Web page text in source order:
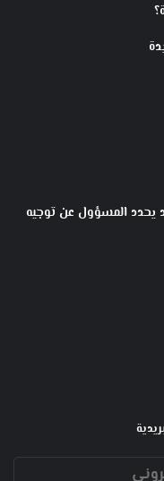
المسؤول عن توجيه